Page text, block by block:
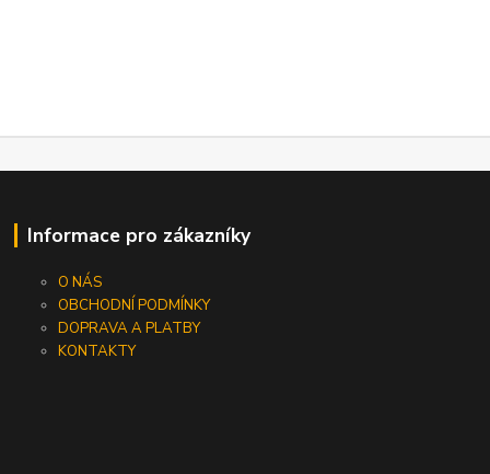
Informace pro zákazníky
O NÁS
OBCHODNÍ PODMÍNKY
DOPRAVA A PLATBY
KONTAKTY